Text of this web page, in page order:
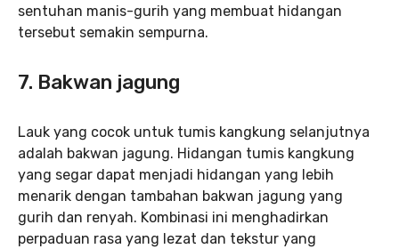
sentuhan manis-gurih yang membuat hidangan
tersebut semakin sempurna.
7. Bakwan jagung
Lauk yang cocok untuk tumis kangkung selanjutnya
adalah bakwan jagung. Hidangan tumis kangkung
yang segar dapat menjadi hidangan yang lebih
menarik dengan tambahan bakwan jagung yang
gurih dan renyah. Kombinasi ini menghadirkan
perpaduan rasa yang lezat dan tekstur yang